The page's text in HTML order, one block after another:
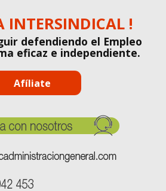
INTERSINDICAL !
defendiendo el Empleo
eficaz e independiente.
Afíliate